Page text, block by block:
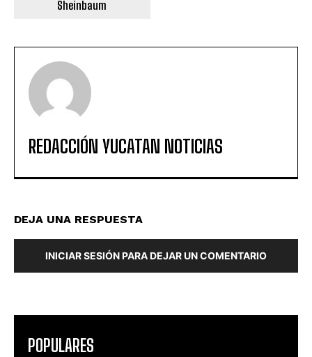
Sheinbaum
REDACCIÓN YUCATAN NOTICIAS
DEJA UNA RESPUESTA
INICIAR SESIÓN PARA DEJAR UN COMENTARIO
POPULARES